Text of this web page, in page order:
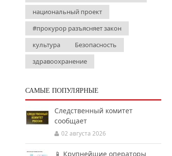
национальный проект
#прокурор разъясняет закон
культура
Безопасность
здравоохранение
САМЫЕ ПОПУЛЯРНЫЕ
Следственный комитет
сообщает
02 августа 2026
📱 Крупнейшие операторы